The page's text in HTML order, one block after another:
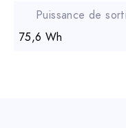
Puissance de
75,6 Wh